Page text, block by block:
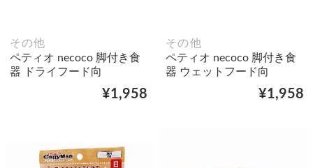
その他
ペティオ necoco 脚付き食
器 ドライフード向
¥1,958
その他
ペティオ necoco 脚付き食
器 ウェットフード向
¥1,958